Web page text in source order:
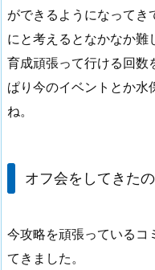
ができるようになってき
にと考えるとなかなか難
育成頑張って行ける回数
ぱり今のイベントとか水
ね。
オフ会をしてきた
今攻略を頑張っているコ
てきました。